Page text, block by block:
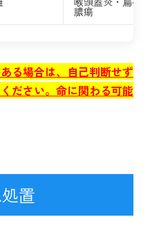
膿瘍
る場合は、自己判断せず
ださい。命に関わる可能
置